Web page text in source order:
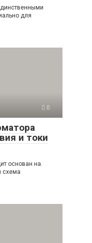
для
0
и токи
основан на
схема